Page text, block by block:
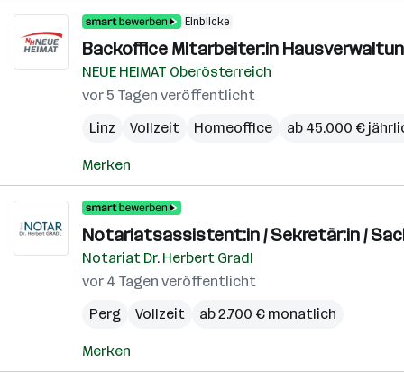
Einblicke
Backoffice Mitarbeiter:in
NEUE HEIMAT Oberösterreich
vor 5 Tagen veröffentlicht
Linz
Vollzeit Homeoffice ab 45.000 €
Merken
Notariatsassistent:in / Sekretär:in /
Notariat Dr. Herbert Gradl
vor 4 Tagen veröffentlicht
Perg
Vollzeit ab 2.700 € monatlich
Merken